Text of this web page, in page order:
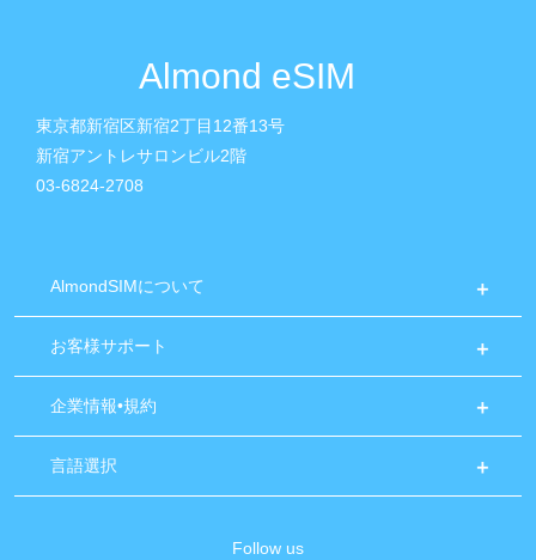
Almond eSIM
東京都新宿区新宿2丁目12番13号
新宿アントレサロンビル2階
03-6824-2708
AlmondSIMについて
お客様サポート
企業情報•規約
言語選択
Follow us